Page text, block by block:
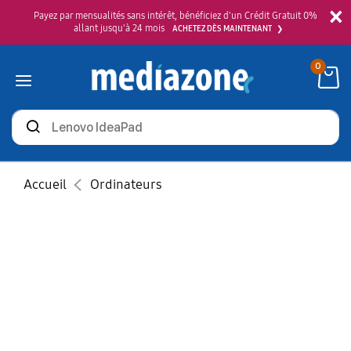
×
Payez par mensualités sans intérêt, bénéficiez d'un Crédit Gratuit 0%
allant jusqu'à 24 mois
ACHETEZ DÈS MAINTENANT
Rechercher
des
produits
0
Accueil Ordinateurs